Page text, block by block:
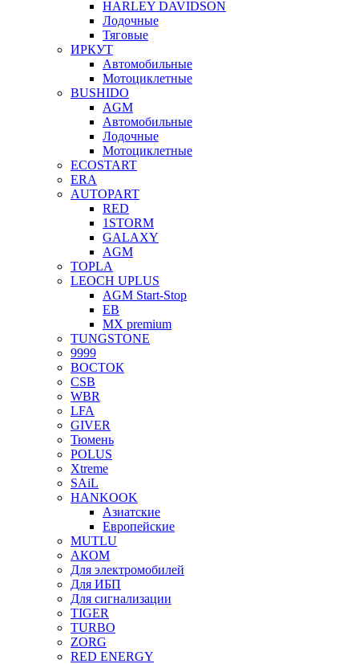
HARLEY DAVIDSON
Лодочные
Тяговые
ИРКУТ
Автомобильные
Мотоциклетные
BUSHIDO
AGM
Автомобильные
Лодочные
Мотоциклетные
ECOSTART
ERA
AUTOPART
RED
1STORM
GALAXY
AGM
TOPLA
LEOCH UPLUS
AGM Start-Stop
EB
MX premium
TUNGSTONE
9999
ВОСТОК
CSB
WBR
LFA
GIVER
Тюмень
POLUS
Xtreme
SAiL
HANKOOK
Азиатские
Европейские
MUTLU
АКОМ
Для электромобилей
Для ИБП
Для сигнализации
TIGER
TURBO
ZORG
RED ENERGY